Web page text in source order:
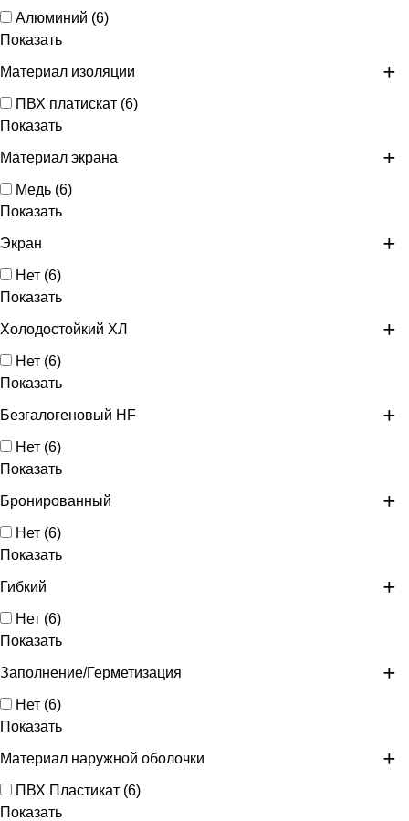
Алюминий (6)
Показать
Материал изоляции
ПВХ платискат (6)
Показать
Материал экрана
Медь (6)
Показать
Экран
Нет (6)
Показать
Холодостойкий ХЛ
Нет (6)
Показать
Безгалогеновый HF
Нет (6)
Показать
Бронированный
Нет (6)
Показать
Гибкий
Нет (6)
Показать
Заполнение/Герметизация
Нет (6)
Показать
Материал наружной оболочки
ПВХ Пластикат (6)
Показать